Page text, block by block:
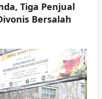
Perizinan, Wakaf,
Tiga Penjual
Bersalah